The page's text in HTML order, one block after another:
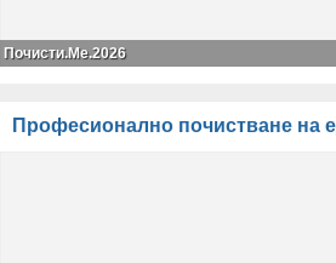
Почисти.Ме.2026
Професионално почистване на